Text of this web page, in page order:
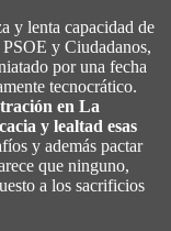
y lenta capacidad de
PSOE y Ciudadanos,
por una fecha
tecnocrático.
en La
y lealtad esas
y además pactar
que ninguno,
a los sacrificios